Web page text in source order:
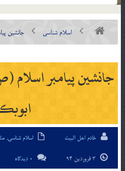
اسلام شناسی جانشين
جانشين پيامبر اسلام
خادم اهل البیت اسلام شناسی,
0 دیدگاه